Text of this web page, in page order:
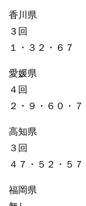
香川県
３回
１・３２・６７
愛媛県
４回
２・９・６０・７
高知県
３回
４７・５２・５７
福岡県